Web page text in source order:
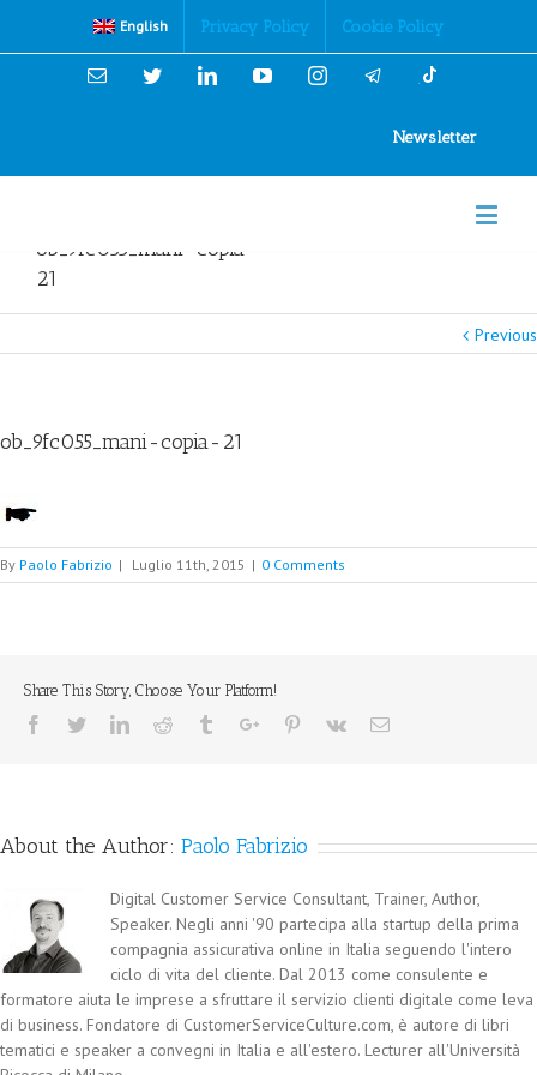
English Privacy Policy Cookie Policy
Email TwitterLinkedinYouTubeInstagram
Newsletter
ob_9fc055_mani-copia-
21
Previous
ob_9fc055_mani-copia-21
By Paolo Fabrizio | Luglio 11th, 2015 | 0 Comments
Share This Story, Choose Your Platform!
Facebook
TwitterLinkedinReddit TumblrGoogle+Pinterest
Vk Email
About the Author: Paolo Fabrizio
Digital Customer Service Consultant, Trainer, Author,
Speaker. Negli anni '90 partecipa alla startup della prima
compagnia assicurativa online in Italia seguendo l'intero
ciclo di vita del cliente. Dal 2013 come consulente e
formatore aiuta le imprese a sfruttare il servizio clienti digitale come leva
di business. Fondatore di CustomerServiceCulture.com, è autore di libri
tematici e speaker a convegni in Italia e all'estero. Lecturer all'Università
Cookies Policy